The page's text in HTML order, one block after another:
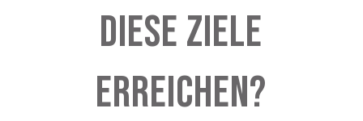
diese Ziele
erreichen?